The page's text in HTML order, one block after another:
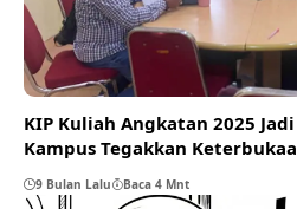
KIP Kuliah Angkatan 2025
Kampus Tegakkan
9 Bulan Lalu Baca 4 Mnt